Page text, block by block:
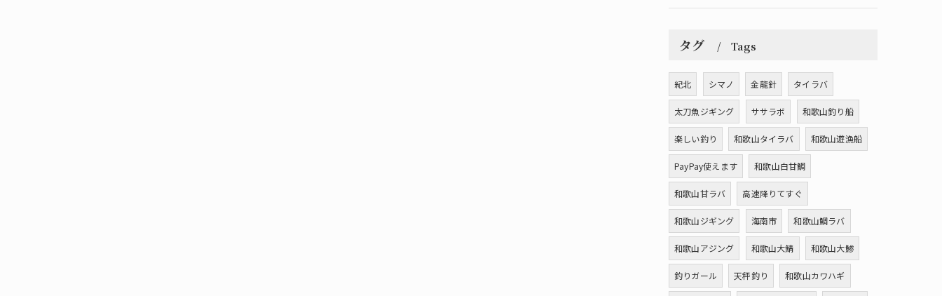
タグ Tags
紀北 シマノ 金龍針 タイラバ
太刀魚ジギング ササラボ 和歌山釣り船
楽しい釣り 和歌山タイラバ 和歌山遊漁船
PayPay使えます 和歌山白甘鯛
和歌山甘ラバ 高速降りてすぐ
和歌山ジギング 海南市 和歌山鯛ラバ
和歌山アジング 和歌山大鯖 和歌山大鯵
釣りガール 天秤釣り 和歌山カワハギ